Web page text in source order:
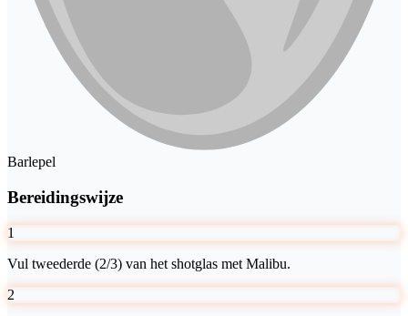
Barlepel
Bereidingswijze
1
Vul tweederde (2/3) van het shotglas met Malibu.
2